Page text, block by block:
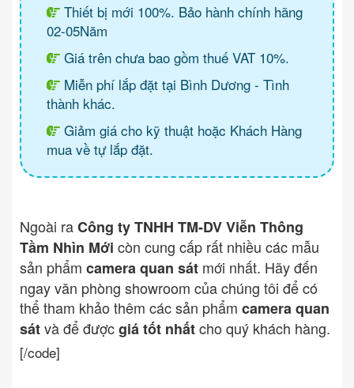
Thiết bị mới 100%. Bảo hành chính hãng
02-05Năm
Giá trên chưa bao gồm thuế VAT 10%.
Miễn phí lắp đặt tại Bình Dương - Tình
thành khác.
Giảm giá cho kỹ thuật hoặc Khách Hàng
mua về tự lắp đặt.
Ngoài raCông ty TNHH TM-DV Viễn Thông
Tầm Nhìn Mới còn cung cấp rất nhiều các mẫu
sản phẩm camera quan sát mới nhất. Hãy đến
ngay văn phòng showroom của chúng tôi để có
thể tham khảo thêm các sản phẩm camera quan
sátvà để đượcgiá tốt nhấtcho quý khách hàng.
[/code]